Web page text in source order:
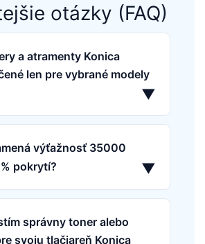
otázky (FAQ)
a atramenty Konica
len pre vybrané modely
▼
výťažnosť 35000
pokrytí?
▼
správny toner alebo
svoju tlačiareň Konica